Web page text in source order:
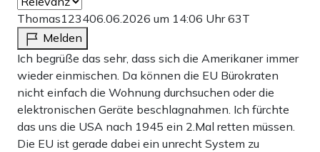
Thomas123406.06.2026 um 14:06 Uhr63T
Melden
Ich begrüße das sehr, dass sich die Amerikaner immer
wieder einmischen. Da können die EU Bürokraten
nicht einfach die Wohnung durchsuchen oder die
elektronischen Geräte beschlagnahmen. Ich fürchte
das uns die USA nach 1945 ein 2.Mal retten müssen.
Die EU ist gerade dabei ein unrecht System zu